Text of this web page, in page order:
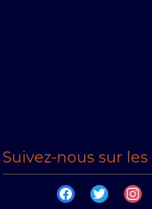
Suivez-nous sur
facebooktwitter